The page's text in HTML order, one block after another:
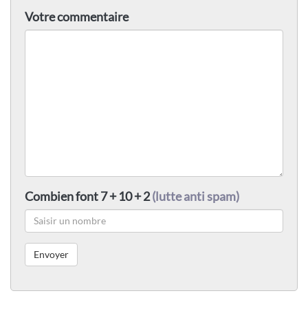
Votre commentaire
Combien font 7 + 10 + 2(lutte anti spam)